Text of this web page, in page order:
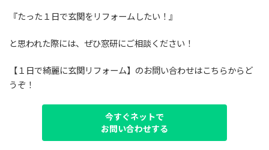
『たった１日で玄関をリフォームしたい！』
と思われた際には、ぜひ窓研にご相談ください！
【１日で綺麗に玄関リフォーム】のお問い合わせはこちらからど
うぞ！
今すぐネットで
お問い合わせする